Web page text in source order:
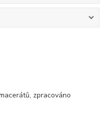
zpracováno